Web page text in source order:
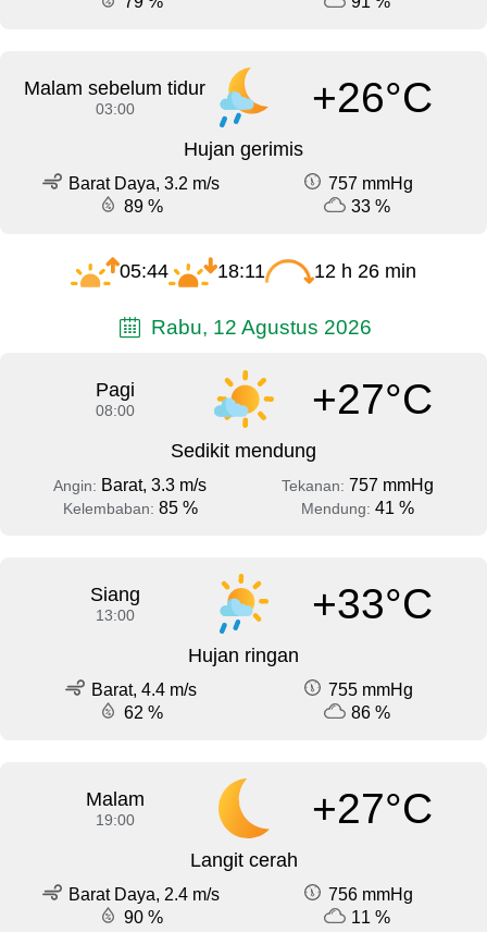
Malam sebelum tidur
03:00 +26°C
Hujan gerimis
Barat Daya, 3.2 m/s
757 mmHg
89 %
33 %
05:44 18:11 12 h 26 min
Rabu, 12 Agustus 2026
Pagi
08:00 +27°C
Sedikit mendung
Angin: Barat, 3.3 m/s Tekanan: 757 mmHg
Kelembaban: 85 % Mendung: 41 %
Siang
13:00 +33°C
Hujan ringan
Barat, 4.4 m/s
755 mmHg
62 %
86 %
Malam
19:00 +27°C
Langit cerah
Barat Daya, 2.4 m/s
756 mmHg
90 %
11 %